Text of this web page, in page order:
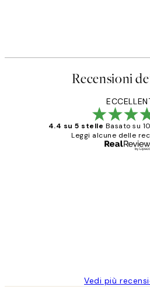
Recensioni
4.4 su 5 stelle Basato su
Leggi alcune delle
Vedi più